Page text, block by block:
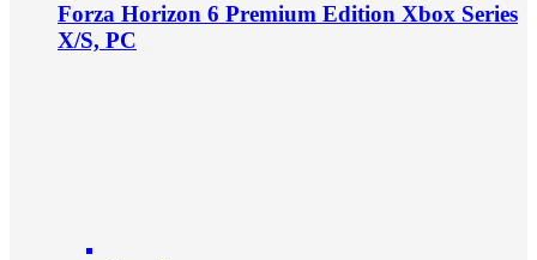
Forza Horizon 6 Premium Edition Xbox Series
X/S, PC